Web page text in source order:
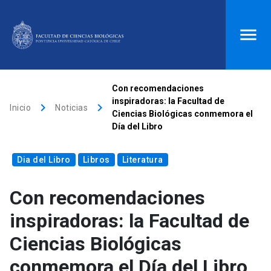
Biblioteca launch Donaciones launch
search
Inicio
Quiénes somos
Inicio keyboard_arrow_right Noticias keyboard_arrow_right
Con recomendaciones
inspiradoras: la Facultad de
Ciencias Biológicas conmemora el
Día del Libro
Dia del Libro Libros Literatura
Con recomendaciones
inspiradoras: la Facultad de
Ciencias Biológicas